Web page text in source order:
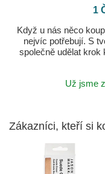
1
Když u nás něco
nejvíc potřebují. S
společně udělat krok
Už jsme
Zákazníci, kteří si